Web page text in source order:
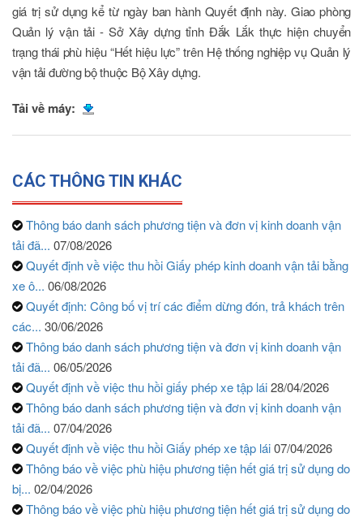
giá trị sử dụng kể từ ngày ban hành Quyết định này. Giao phòng
Quản lý vận tải - Sở Xây dựng tỉnh Đắk Lắk thực hiện chuyển
trạng thái phù hiệu “Hết hiệu lực” trên Hệ thống nghiệp vụ Quản lý
vận tải đường bộ thuộc Bộ Xây dựng.
Tải về máy:
CÁC THÔNG TIN KHÁC
Thông báo danh sách phương tiện và đơn vị kinh doanh vận
tải đã... 07/08/2026
Quyết định về việc thu hồi Giấy phép kinh doanh vận tải bằng
xe ô... 06/08/2026
Quyết định: Công bố vị trí các điểm dừng đón, trả khách trên
các... 30/06/2026
Thông báo danh sách phương tiện và đơn vị kinh doanh vận
tải đã... 06/05/2026
Quyết định về việc thu hồi giấy phép xe tập lái28/04/2026
Thông báo danh sách phương tiện và đơn vị kinh doanh vận
tải đã... 07/04/2026
Quyết định về việc thu hồi Giấy phép xe tập lái07/04/2026
Thông báo về việc phù hiệu phương tiện hết giá trị sử dụng do
bị... 02/04/2026
Thông báo về việc phù hiệu phương tiện hết giá trị sử dụng do